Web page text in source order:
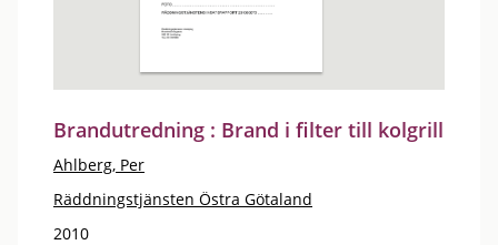
Brandutredning : Brand i filter till kolgrill
Ahlberg, Per
Räddningstjänsten Östra Götaland
2010